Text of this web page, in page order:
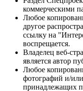
коммерческими
Любое
другое
ссылку на
воспрещается.
Владелец веб-
является автор
Любое
фотографий и/
принадлежащих